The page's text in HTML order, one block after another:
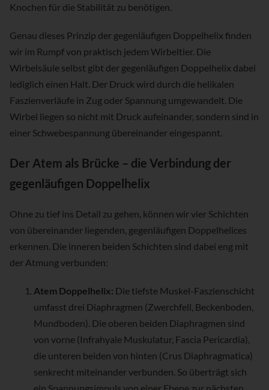
Knochen für die Stabilität zu benötigen.
Genau dieses Prinzip der gegenläufigen Doppelhelix finden
wir im Rumpf von praktisch jedem Wirbeltier. Die
Wirbelsäule selbst gibt der gegenläufigen Doppelhelix dabei
lediglich einen Halt. Der Druck wird durch die helikalen
Faszienverläufe in Zug oder Spannung umgewandelt. Die
Wirbel liegen so nicht mit Druck aufeinander, sondern sind in
einer Schwebespannung übereinander eingespannt.
Der Atem als Brücke – die Verbindung der
gegenläufigen Doppelhelix
Ohne zu tief ins Detail zu gehen, können wir vier Schichten
von übereinander liegenden, gegenläufigen Doppelhelices
erkennen. Die inneren beiden Schichten sind dabei eng mit
der Atmung verbunden:
Atem Doppelhelix: Die tiefste Muskel-Faszienschicht
umfasst drei Diaphragmen (Zwerchfell, Beckenboden,
Mundboden). Die oberen beiden Diaphragmen sind
von vorne (Infrahyale Muskulatur, Fascia Pericardia),
die unteren beiden von hinten (Crus Diaphragmatica)
senkrecht miteinander verbunden. So überträgt sich
ein Spannungsimpuls von einer Ebene zur nächsten.